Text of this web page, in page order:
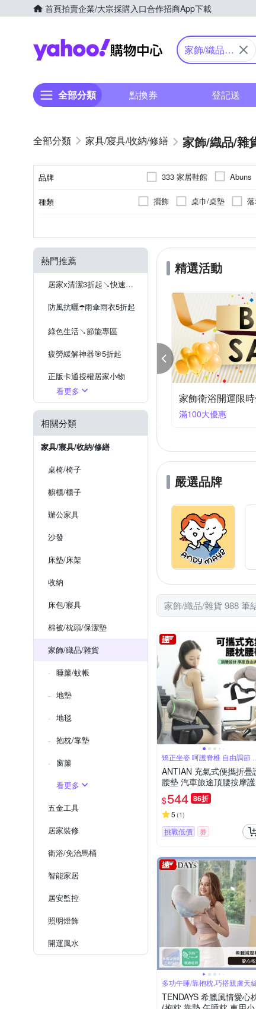
首頁拍賣企業/大宗採購入口合作招商App下載
Yahoo購物中心
家飾/織品/
全部分類 點換券 登記送
家具/寢具/收納/修繕 家飾/織品/雜
品牌 333 家居鞋館 Abuns
Febreze 風倍清
SHIMOYAMA 霜山
棉花田
海夫健康生活館
種類 擺飾 桌巾/桌墊
門上標誌牌
掛畫
5-6尺落地聖誕樹
座鐘
美臀/ 矯正坐姿墊
熱門推薦
居家x清潔3折起↘快速到貨
防風抗曬☂️雨傘雨衣5折起
綠色生活↘節能專區
疲勞緩解神器🎯5折起
正版卡通授權居家小物
停電防災必備
看更多
相關分類
家具/寢具/收納/修繕
桌椅/椅子
櫥櫃/櫃子
辦公家具
沙發
床墊/床架
收納
床包/寢具
棉被/枕頭/保潔墊
家飾/織品/雜貨
睡簾/蚊帳
地墊
地毯
抱枕/靠墊
窗簾
看更多
五金工具
居家裝修
衛浴/免治馬桶
智能家居
居安監控
照明燈飾
開運風水
精選活動
家飾衛浴開運限
滿100大優惠
嚴選品牌
家飾/織品/雜貨 988 筆
矯正坐姿 呵護脊椎 自由調節
壓充氣
ANTIAN 充氣式便攜折疊
腰墊 汽車旅途頂腰按摩
帶 動車高鐵飛機墊腰枕
$544 86折
5 (1)
挑戰低價 券
多功午睡/靠抱枕,巧搭親膚天
抱更舒適
TENDAYS 希臘風情愛心